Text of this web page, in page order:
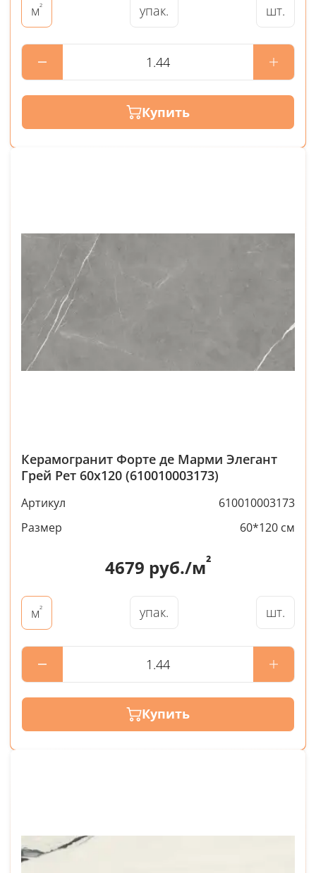
м² упак. шт.
Купить
Керамогранит Форте де Марми Элегант
Грей Рет 60x120 (610010003173)
Артикул
610010003173
Размер
60*120 см
4679 руб./м²
м² упак. шт.
Купить